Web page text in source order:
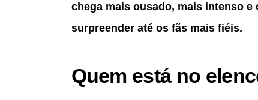
chega mais ousado, mais intenso
surpreender até os fãs mais fiéis.
Quem está no